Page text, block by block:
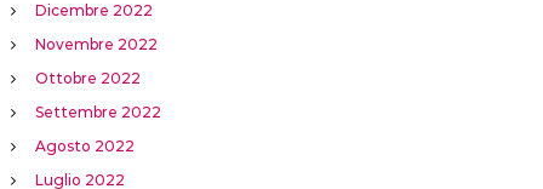
Dicembre 2022
Novembre 2022
Ottobre 2022
Settembre 2022
Agosto 2022
Luglio 2022